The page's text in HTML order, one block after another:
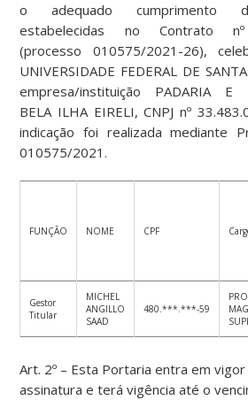
o adequado cumprimento
estabelecidas no Contrato
(processo 010575/2021-26),
UNIVERSIDADE FEDERAL DE
empresa/instituição PADARIA E
BELA ILHA EIRELI, CNPJ nº
indicação foi realizada mediante
010575/2021.
FUNÇÃO NOME CPF
Gestor
Titular
MICHEL
ANGILLO
SAAD
480.***.***-59
Art. 2º – Esta Portaria entra em
assinatura e terá vigência até o